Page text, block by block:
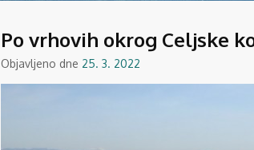
Po vrhovih okrog Celjske
Objavljeno dne 25. 3. 2022